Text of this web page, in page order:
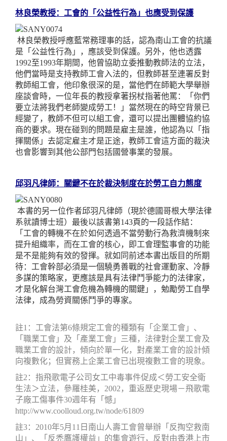
林良榮教授：工會的「公益性行為」也應受到保護
林良榮教授呼應藍常務理事的話，認為南山工會的抗議
是「公益性行為」，應該受到保護。另外，他也透露
1992至1993年期間，他曾協助立委推動教師法的立法，
他們當時是支持教師工會入法的，但教師甚至連署反對
教師組工會，他印象很深的是，當他們在師範大學舉辦
座談會時，一位年長的教授拿著拐杖指著他罵：「你們
要立法將我們老師變成勞工！」當然現在的時空背景已
經變了，教師不但可以組工會，還可以提出團體協約協
商的要求。現在碰到的問題是雇主是誰，他認為以「指
揮關係」去認定雇主才是正途，教師工會這方面的裁決
也會影響到其他公部門包括國營事業的發展。
邱羽凡律師：關鍵不在於裁決制度在於勞工自力態度
本書的另一位作者邱羽凡律師（現於德國哥根大學法律
系就讀博士班）最後以該書第143頁的一段話作結：
「工會的轉機不在於如何透過不當勞動行為救濟機制來
提升組織率，而在工會的核心，即工會理監事會的功能
是不是能夠有效的發揮。就如同前述本書出版目的所期
待：工會幹部必須是一個驍勇善戰的社會運動家、冷靜
多謀的策略家，更應該是具有法律鬥爭能力的法律家，
才是化解台灣工會危機為轉機的關鍵」，勉勵勞工自學
法律，成為勞資關係鬥爭的專家。
註1 ：工會法第6條規定工會的種類有「企業工會」、
「職業工會」及「產業工會」三種，法律對企業工會及
職業工會的設計，傾向於單一化，對產業工會的設計傾
向複數化；但實務上企業工會已出現複數工會的現象。
註2 ：指飛歌電子公司女工中毒事件促成＜勞工安全衛
生法＞立法，參羅桂美， 2002 ， 重返歷史現場－飛歌電
子廠工傷事件30週年有「憾」
http://www.coolloud.org.tw/node/61809
註3： 2010年5月 11 日南山人壽工會曾舉辦「反掏空救南
山」、「反禿鷹護權益」的集會遊行，反對由香港上市